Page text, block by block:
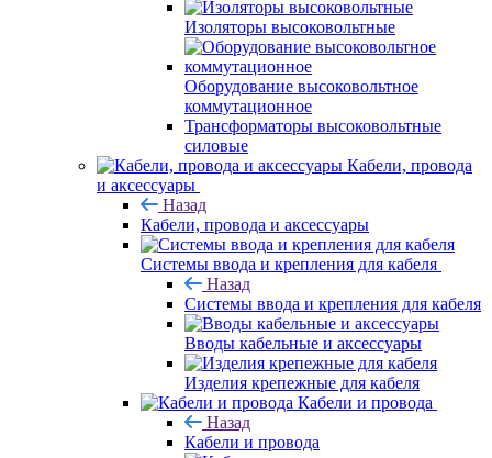
Изоляторы высоковольтные
Оборудование высоковольтное
коммутационное
Трансформаторы высоковольтные
силовые
Кабели, провода
и аксессуары
Назад
Кабели, провода и аксессуары
Системы ввода и крепления для кабеля
Назад
Системы ввода и крепления для кабеля
Вводы кабельные и аксессуары
Изделия крепежные для кабеля
Кабели и провода
Назад
Кабели и провода